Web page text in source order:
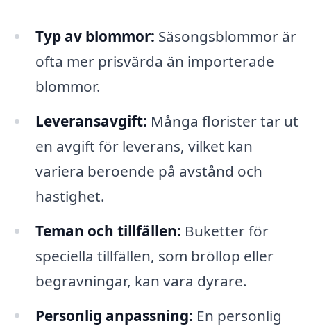
Typ av blommor: Säsongsblommor är
ofta mer prisvärda än importerade
blommor.
Leveransavgift: Många florister tar ut
en avgift för leverans, vilket kan
variera beroende på avstånd och
hastighet.
Teman och tillfällen: Buketter för
speciella tillfällen, som bröllop eller
begravningar, kan vara dyrare.
Personlig anpassning: En personlig